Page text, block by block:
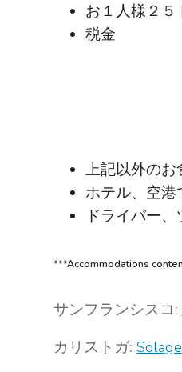
お１人様２５
税金
上記以外のお
ホテル、空
ドライバー
***Accommodations
サンフランシスコ:
カリストガ: Solage